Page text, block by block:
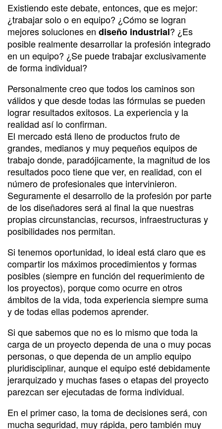
Existiendo este debate, entonces, que es mejor:
¿trabajar solo o en equipo? ¿Cómo se logran
mejores soluciones en diseño industrial? ¿Es
posible realmente desarrollar la profesión integrado
en un equipo? ¿Se puede trabajar exclusivamente
de forma individual?
Personalmente creo que todos los caminos son
válidos y que desde todas las fórmulas se pueden
lograr resultados exitosos. La experiencia y la
realidad así lo confirman.
El mercado está lleno de productos fruto de
grandes, medianos y muy pequeños equipos de
trabajo donde, paradójicamente, la magnitud de los
resultados poco tiene que ver, en realidad, con el
número de profesionales que intervinieron.
Seguramente el desarrollo de la profesión por parte
de los diseñadores será al final la que nuestras
propias circunstancias, recursos, infraestructuras y
posibilidades nos permitan.
Si tenemos oportunidad, lo ideal está claro que es
compartir los máximos procedimientos y formas
posibles (siempre en función del requerimiento de
los proyectos), porque como ocurre en otros
ámbitos de la vida, toda experiencia siempre suma
y de todas ellas podemos aprender.
Si que sabemos que no es lo mismo que toda la
carga de un proyecto dependa de una o muy pocas
personas, o que dependa de un amplio equipo
pluridisciplinar, aunque el equipo esté debidamente
jerarquizado y muchas fases o etapas del proyecto
parezcan ser ejecutadas de forma individual.
En el primer caso, la toma de decisiones será, con
mucha seguridad, muy rápida, pero también muy